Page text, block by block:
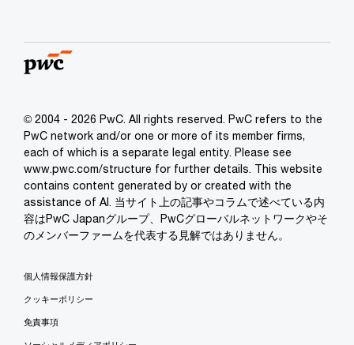
© 2004 - 2026 PwC. All rights reserved. PwC refers to the
PwC network and/or one or more of its member firms,
each of which is a separate legal entity. Please see
www.pwc.com/structure for further details. This website
contains content generated by or created with the
assistance of AI. 当サイト上の記事やコラムで述べている内
容はPwC Japanグループ、PwCグローバルネットワークやそ
のメンバーファームを代表する見解ではありません。
個人情報保護方針
クッキーポリシー
免責事項